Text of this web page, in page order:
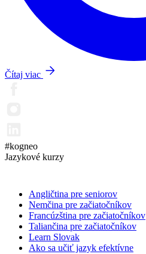
Čítaj viac
#kogneo
Jazykové kurzy
Angličtina pre seniorov
Nemčina pre začiatočníkov
Francúzština pre začiatočníkov
Taliančina pre začiatočníkov
Learn Slovak
Ako sa učiť jazyk efektívne